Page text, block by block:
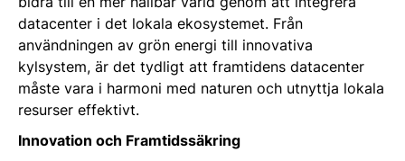
datacenter i det lokala ekosystemet. Från
användningen av grön energi till innovativa
kylsystem, är det tydligt att framtidens datacenter
måste vara i harmoni med naturen och utnyttja lokala
resurser effektivt.
Innovation och Framtidssäkring